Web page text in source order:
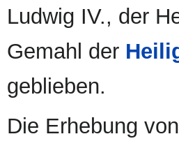
Ludwig IV., der
Gemahl der
geblieben.
Die Erhebung